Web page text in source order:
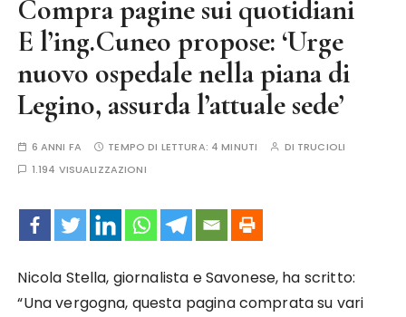
Compra pagine sui quotidiani
E l’ing.Cuneo propose: ‘Urge
nuovo ospedale nella piana di
Legino, assurda l’attuale sede’
6 ANNI FA TEMPO DI LETTURA: 4 MINUTI DI TRUCIOLI
1.194 VISUALIZZAZIONI
Nicola Stella, giornalista e Savonese, ha scritto:
“Una vergogna, questa pagina comprata su vari